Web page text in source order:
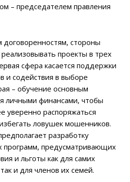
– председателем правления
договоренностям, стороны
проекты в трех
сфера касается поддержки
и содействия в выборе
– обучение основным
личными финансами, чтобы
уверенно распоряжаться
ловушек мошенников.
разработку
программ, предусматривающих
и льготы как для самих
и для членов их семей.